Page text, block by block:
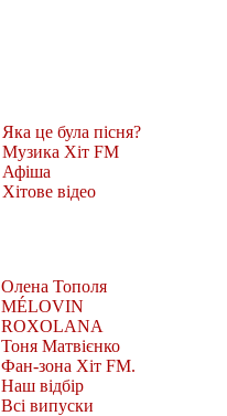
Яка це була пісня?
Музика Хіт FM
Афіша
Хітове відео
Олена Тополя
MÉLOVIN
ROXOLANA
Тоня Матвієнко
Фан-зона Хіт FM.
Наш відбір
Всі випуски